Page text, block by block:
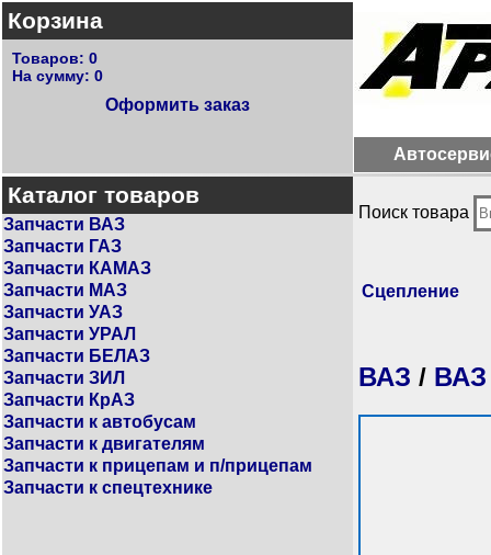
Корзина
Товаров: 0
На сумму: 0
Оформить заказ
Каталог товаров
Запчасти ВАЗ
Запчасти ГАЗ
Запчасти КАМАЗ
Запчасти МАЗ
Запчасти УАЗ
Запчасти УРАЛ
Запчасти БЕЛАЗ
Запчасти ЗИЛ
Запчасти КрАЗ
Запчасти к автобусам
Запчасти к двигателям
Запчасти к прицепам и п/прицепам
Запчасти к спецтехнике
Поиск товара
Сцепление
ВАЗ / ВАЗ